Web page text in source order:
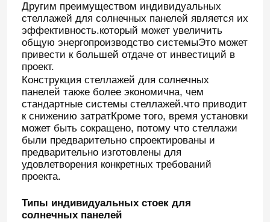
Другим преимуществом индивидуальных
стеллажей для солнечных панелей является их
эффективность.который может увеличить
общую энергопроизводство системыЭто может
привести к большей отдаче от инвестиций в
проект.
Конструкция стеллажей для солнечных
панелей также более экономична, чем
стандартные системы стеллажей.что приводит
к снижению затратКроме того, время установки
может быть сокращено, потому что стеллажи
были предварительно спроектированы и
предварительно изготовлены для
удовлетворения конкретных требований
проекта.
Типы индивидуальных стоек для
солнечных панелей